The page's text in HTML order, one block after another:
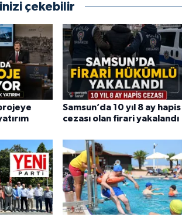
çekebilir
Samsun’da 10 yıl 8 ay hapis
cezası olan firari yakalandı